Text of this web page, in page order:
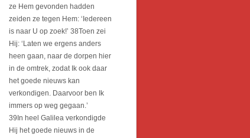
ze Hem gevonden hadden
zeiden ze tegen Hem: ‘Iedereen
is naar U op zoek!’ 38Toen zei
Hij: ‘Laten we ergens anders
heen gaan, naar de dorpen hier
in de omtrek, zodat Ik ook daar
het goede nieuws kan
verkondigen. Daarvoor ben Ik
immers op weg gegaan.’
39In heel Galilea verkondigde
Hij het goede nieuws in de